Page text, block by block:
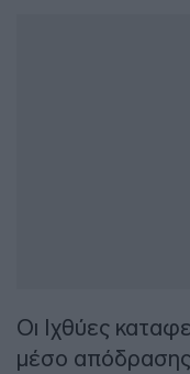
Οι Ιχθύες
μέσο